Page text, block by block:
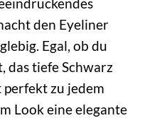
den Eyeliner
Egal, ob du
das tiefe Schwarz
perfekt zu jedem
Look eine elegante